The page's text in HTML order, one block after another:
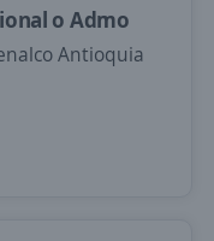
o Admo
Antioquia